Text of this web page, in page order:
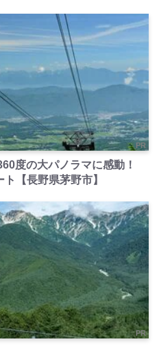
PR
度の大パノラマに感動！
【長野県茅野市】
PR